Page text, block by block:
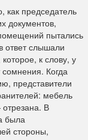
как председатель
документов,
пытались
ответ слышали
к слову, у
Когда
представители
мебель
В
была
стороны,